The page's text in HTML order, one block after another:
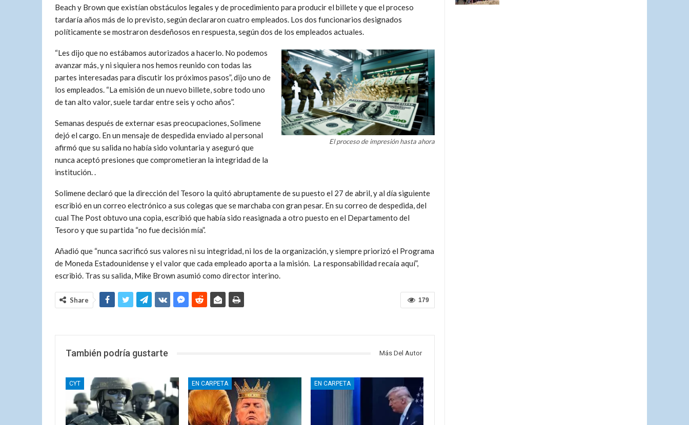
Beach y Brown que existían obstáculos legales y de procedimiento para producir el billete y que el proceso
tardaría años más de lo previsto, según declararon cuatro empleados. Los dos funcionarios designados
políticamente se mostraron desdeñosos en respuesta, según dos de los empleados actuales.
El proceso de impresión hasta ahora
“Les dijo que no estábamos autorizados a hacerlo. No podemos
avanzar más, y ni siquiera nos hemos reunido con todas las
partes interesadas para discutir los próximos pasos”, dijo uno de
los empleados. “La emisión de un nuevo billete, sobre todo uno
de tan alto valor, suele tardar entre seis y ocho años”.
Semanas después de externar esas preocupaciones, Solimene
dejó el cargo. En un mensaje de despedida enviado al personal
afirmó que su salida no había sido voluntaria y aseguró que
nunca aceptó presiones que comprometieran la integridad de la
institución. .
Solimene declaró que la dirección del Tesoro la quitó abruptamente de su puesto el 27 de abril, y al día siguiente
escribió en un correo electrónico a sus colegas que se marchaba con gran pesar. En su correo de despedida, del
cual The Post obtuvo una copia, escribió que había sido reasignada a otro puesto en el Departamento del
Tesoro y que su partida “no fue decisión mía”.
Añadió que “nunca sacrificó sus valores ni su integridad, ni los de la organización, y siempre priorizó el Programa
de Moneda Estadounidense y el valor que cada empleado aporta a la misión. La responsabilidad recaía aquí”,
escribió. Tras su salida, Mike Brown asumió como director interino.
179
Share
También podría gustarte Más Del Autor
CYT EN CARPETA EN CARPETA